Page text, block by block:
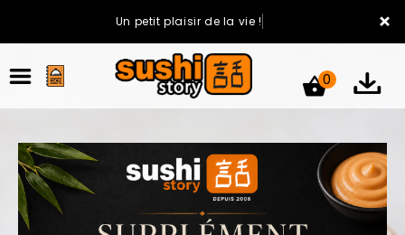
×
Un petit plaisir de la vie !
0